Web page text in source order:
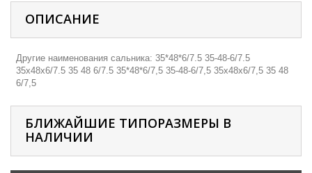
ОПИСАНИЕ
Другие наименования сальника: 35*48*6/7.5 35-48-6/7.5
35х48х6/7.5 35 48 6/7.5 35*48*6/7,5 35-48-6/7,5 35х48х6/7,5 35 48
6/7,5
БЛИЖАЙШИЕ ТИПОРАЗМЕРЫ В
НАЛИЧИИ